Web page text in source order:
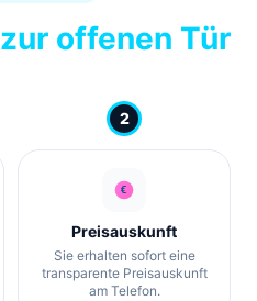
zur offenen Tür
2
Preisauskunft
Sie erhalten sofort eine
transparente Preisauskunft
am Telefon.